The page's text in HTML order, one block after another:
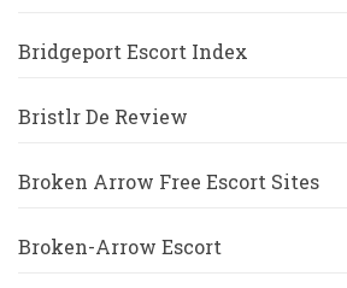
Bridgeport Escort Index
Bristlr De Review
Broken Arrow Free Escort Sites
Broken-Arrow Escort